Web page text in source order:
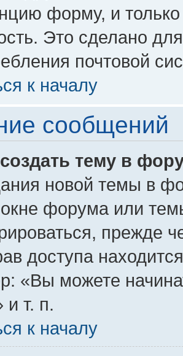
форму, и
Это сделано
почтовой
к началу
сообщений
тему в
новой темы в
окне форума или
прежде
доступа
«Вы можете
и т. п.
к началу